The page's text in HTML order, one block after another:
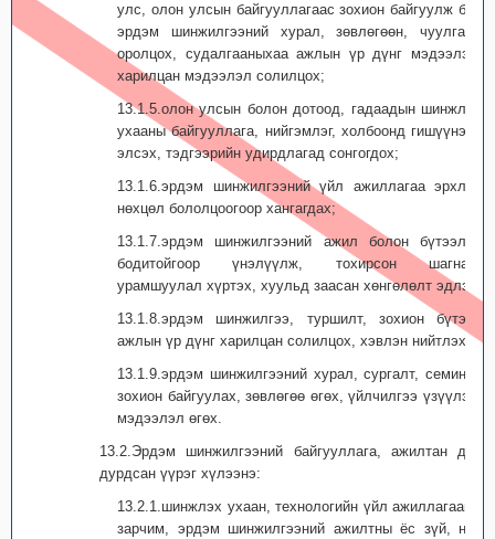
улс, олон улсын байгууллагаас зохион байгуулж буй
эрдэм шин­жил­гээний хурал, зөвлөгөөн, чуулганд
оролцох, судалгааныхаа ажлын үр дүнг мэдээлэх,
харилцан мэдээлэл солилцох;
13.1.5.олон улсын болон дотоод, гадаадын шинжлэх
ухааны байгууллага, нийгэм­лэг, холбоонд гишүүнээр
элсэх, тэдгээрийн удирдлагад сонгогдох;
13.1.6.эрдэм шинжилгээний үйл ажиллагаа эрхлэх
нөхцөл бололцоогоор хангагдах;
13.1.7.эрдэм шинжилгээний ажил болон бүтээлээ
бодитойгоор үнэлүүлж, тохирсон шагнал,
урамшуулал хүртэх, хуульд заасан хөнгөлөлт эдлэх;
13.1.8.эрдэм шинжилгээ, туршилт, зохион бүтээх
ажлын үр дүнг харилцан солилцох, хэвлэн нийтлэх;
13.1.9.эрдэм шинжилгээний хурал, сургалт, семинар
зохион байгуулах, зөвлөгөө өгөх, үйлчилгээ үзүүлэх,
мэдээлэл өгөх.
13.2.Эрдэм шинжилгээний байгууллага, ажилтан дор
дурдсан үүрэг хүлээнэ:
13.2.1.шинжлэх ухаан, технологийн үйл ажиллагааны
зарчим, эрдэм шинжилгээний ажилтны ёс зүй, нэр